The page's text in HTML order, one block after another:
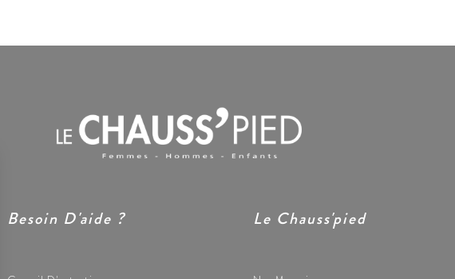
Besoin D'aide ? Le Chauss'pied